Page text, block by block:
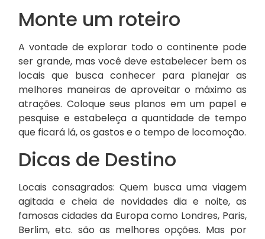
Monte um roteiro
A vontade de explorar todo o continente pode
ser grande, mas você deve estabelecer bem os
locais que busca conhecer para planejar as
melhores maneiras de aproveitar o máximo as
atrações. Coloque seus planos em um papel e
pesquise e estabeleça a quantidade de tempo
que ficará lá, os gastos e o tempo de locomoção.
Dicas de Destino
Locais consagrados: Quem busca uma viagem
agitada e cheia de novidades dia e noite, as
famosas cidades da Europa como Londres, Paris,
Berlim, etc. são as melhores opções. Mas por